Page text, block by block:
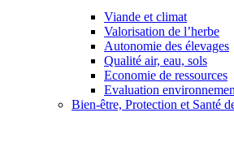
Viande et climat
Valorisation de l’herbe
Autonomie des élevages
Qualité air, eau, sols
Economie de ressources
Evaluation
Bien-être, Protection et Santé